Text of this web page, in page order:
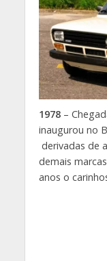
1978–
inaugurou no
derivadas de
demais
anos o